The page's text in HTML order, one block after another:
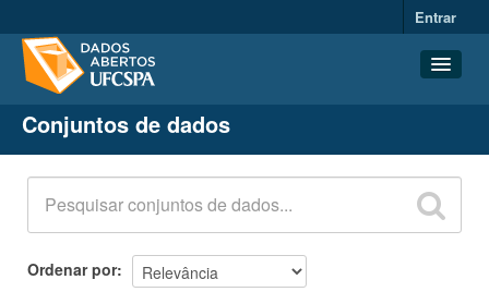
Entrar
Conjuntos de dados
Organizações
Grupos
Sobre
Conjuntos de dados
Ordenar por